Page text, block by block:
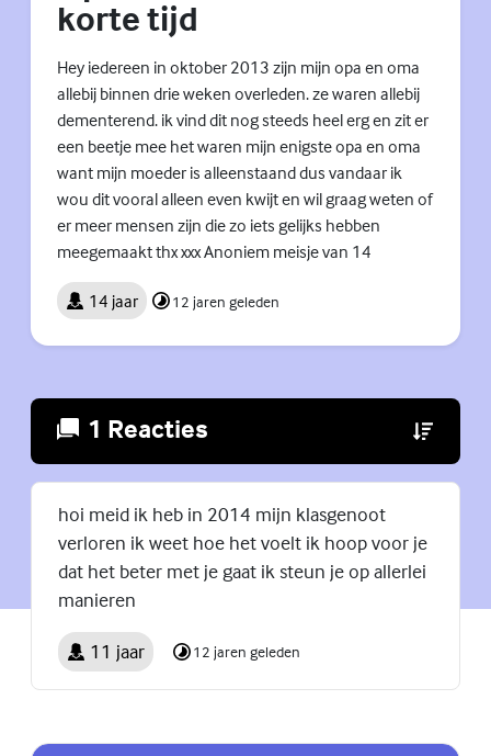
korte tijd
Hey iedereen in oktober 2013 zijn mijn opa en oma
allebij binnen drie weken overleden. ze waren allebij
dementerend. ik vind dit nog steeds heel erg en zit er
een beetje mee het waren mijn enigste opa en oma
want mijn moeder is alleenstaand dus vandaar ik
wou dit vooral alleen even kwijt en wil graag weten of
er meer mensen zijn die zo iets gelijks hebben
meegemaakt thx xxx Anoniem meisje van 14
14 jaar 12 jaren geleden
1 Reacties (Externe
hoi meid ik heb in 2014 mijn klasgenoot
verloren ik weet hoe het voelt ik hoop voor je
dat het beter met je gaat ik steun je op allerlei
manieren
11 jaar 12 jaren geleden